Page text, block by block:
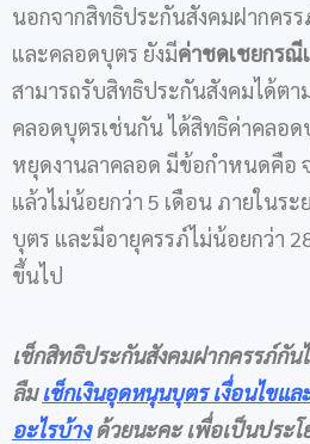
นอกจากสิทธิประกันสังคมฝากคร
และคลอดบุตร ยังมีค่าชดเชยกรณี
สามารถรับสิทธิประกันสังคมได้ต
คลอดบุตรเช่นกัน ได้สิทธิค่าคลอด
หยุดงานลาคลอด มีข้อกำหนดคือ
แล้วไม่น้อยกว่า 5 เดือน ภายในระ
บุตร และมีอายุครรภ์ไม่น้อยกว่า
ขึ้นไป
เช็กสิทธิประกันสังคมฝากครรภ์กัน
ลืม เช็กเงินอุดหนุนบุตร เงื่อนไขแ
อะไรบ้าง ด้วยนะคะ เพื่อเป็นประ